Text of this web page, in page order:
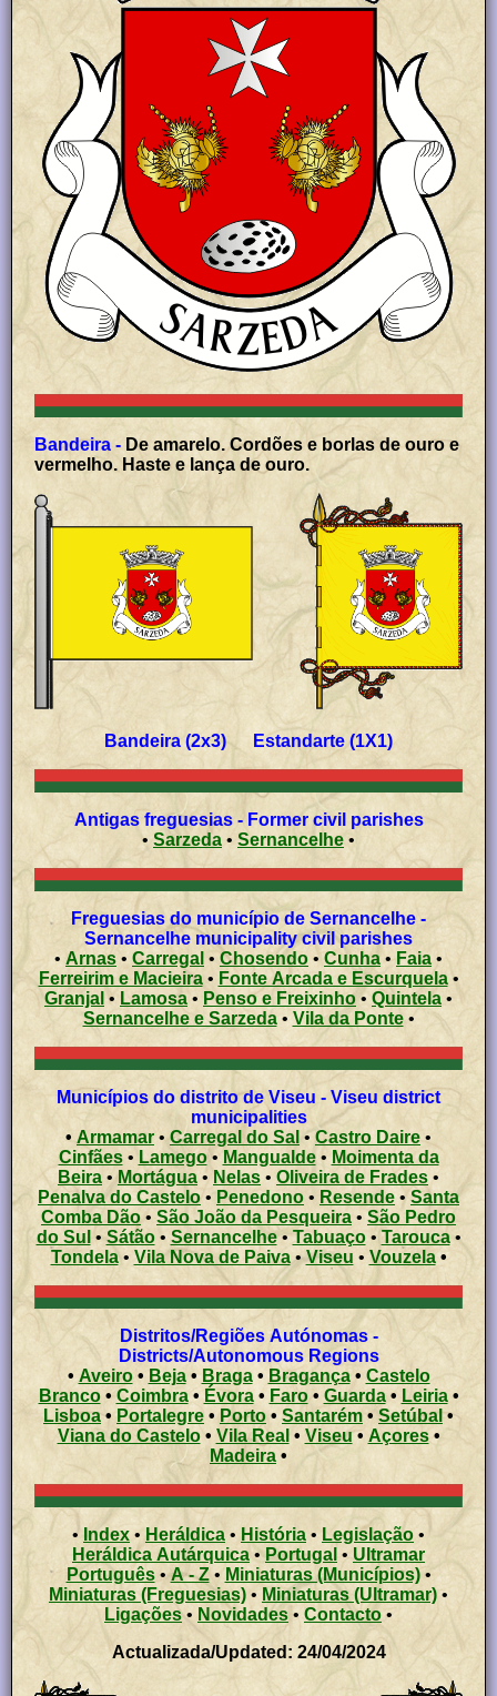
Bandeira - De amarelo. Cordões e borlas de ouro e
vermelho. Haste e lança de ouro.
Bandeira (2x3) Estandarte (1X1)
Antigas freguesias - Former civil parishes
• Sarzeda • Sernancelhe •
Freguesias do município de Sernancelhe -
Sernancelhe municipality civil parishes
• Arnas • Carregal •Chosendo • Cunha • Faia •
Ferreirim e Macieira• Fonte Arcada e Escurquela•
Granjal • Lamosa • Penso e Freixinho • Quintela •
Sernancelhe e Sarzeda• Vila da Ponte•
Municípios do distrito de Viseu - Viseu district
municipalities
• Armamar • Carregal do Sal • Castro Daire •
Cinfães• Lamego• Mangualde• Moimenta da
Beira • Mortágua • Nelas • Oliveira de Frades •
Penalva do Castelo • Penedono • Resende •Santa
Comba Dão • São João da Pesqueira • São Pedro
do Sul •Sátão• Sernancelhe•Tabuaço•Tarouca•
Tondela• Vila Nova de Paiva•Viseu • Vouzela •
Distritos/Regiões Autónomas -
Districts/Autonomous Regions
• Aveiro• Beja• Braga• Bragança• Castelo
Branco• Coimbra• Évora• Faro• Guarda• Leiria•
Lisboa•Portalegre •Porto • Santarém • Setúbal•
Viana do Castelo• Vila Real • Viseu• Açores •
Madeira •
• Index • Heráldica • História • Legislação •
Heráldica Autárquica•Portugal • Ultramar
Português•A - Z• Miniaturas (Municípios)•
Miniaturas (Freguesias) • Miniaturas (Ultramar)•
Ligações• Novidades • Contacto •
Actualizada/Updated: 24/04/2024